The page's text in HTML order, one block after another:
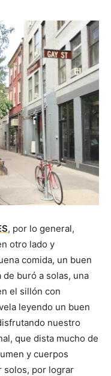
, por lo general,
otro lado y
comida, un buen
buró a solas, una
el sillón con
leyendo un buen
nuestro
que dista mucho de
y cuerpos
solos, por lograr